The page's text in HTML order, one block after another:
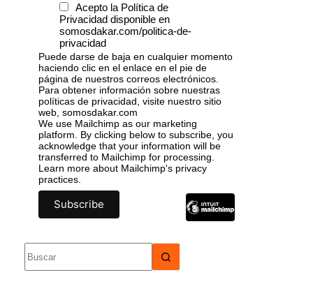
Acepto la Política de
Privacidad disponible en
somosdakar.com/politica-de-
privacidad
Puede darse de baja en cualquier momento
haciendo clic en el enlace en el pie de
página de nuestros correos electrónicos.
Para obtener información sobre nuestras
políticas de privacidad, visite nuestro sitio
web, somosdakar.com
We use Mailchimp as our marketing
platform. By clicking below to subscribe, you
acknowledge that your information will be
transferred to Mailchimp for processing.
Learn more about Mailchimp's privacy
practices.